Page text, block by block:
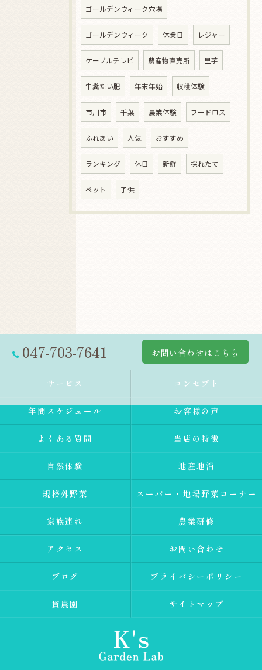
ゴールデンウィーク穴場
ゴールデンウィーク 休業日 レジャー
ケーブルテレビ 農産物直売所 里芋
牛糞たい肥 年末年始 収穫体験
市川市 千葉 農業体験 フードロス
ふれあい 人気 おすすめ
ランキング 休日 新鮮 採れたて
ペット 子供
047-703-7641 お問い合わせはこちら
サービス コンセプト
年間スケジュール お客様の声
よくある質問 当店の特徴
自然体験 地産地消
規格外野菜 スーパー・地場野菜コーナー
家族連れ 農業研修
アクセス お問い合わせ
ブログ プライバシーポリシー
貸農園 サイトマップ